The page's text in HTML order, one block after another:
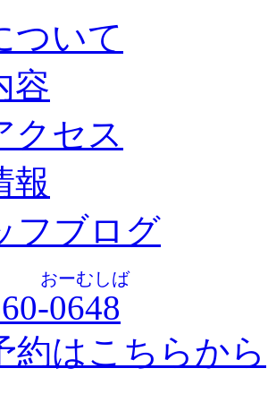
ついて
容
クセス
報
フブログ
0648
おーむしば
約はこちらから